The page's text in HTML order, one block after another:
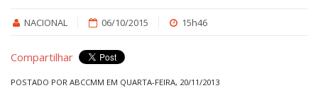
NACIONAL 06/10/2015 15h46
Compartilhar
POSTADO POR ABCCMM EM QUARTA-FEIRA, 20/11/2013